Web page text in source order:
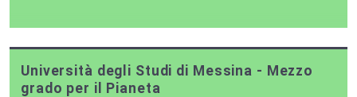
Università degli Studi di Messina - Mezzo
grado per il Pianeta